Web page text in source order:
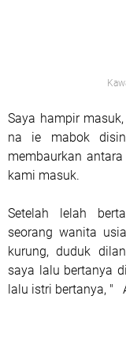
Saya hampir
na ie mabok
membaurkan
kami masuk.
Setelah lelah
seorang wanita
kurung, duduk
saya lalu bertanya
lalu istri bertanya, "